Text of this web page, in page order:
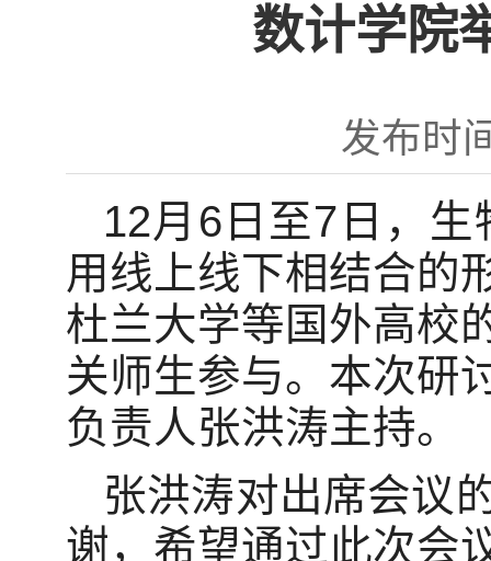
数计学院
发布时
12月6日至7日，
用线上线下相结合的
杜兰大学等国外高校
关师生参与。本次研
负责人张洪涛主持。
张洪涛对出席会议
谢，希望通过此次会